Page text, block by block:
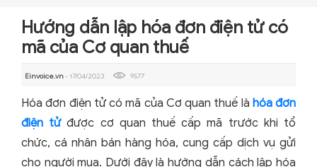
Hướng dẫn lập hóa đơn điện tử có
mã của Cơ quan thuế
Einvoice.vn- 17/04/2023 9577
Hóa đơn điện tử có mã của Cơ quan thuế là hóa đơn
điện tửđược cơ quan thuế cấp mã trước khi tổ
chức, cá nhân bán hàng hóa, cung cấp dịch vụ gửi
cho người mua. Dưới đây là hướng dẫn cách lập hóa